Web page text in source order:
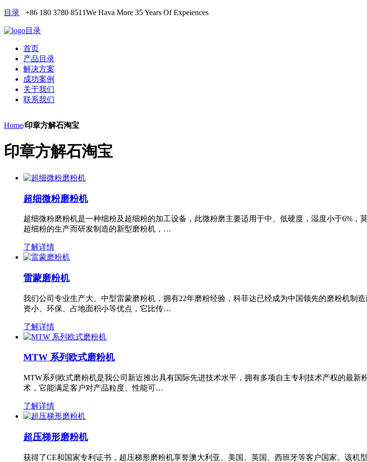
目录 +86 180 3780 8511We Hava More 35 Years Of Expeiences
目录
首页
产品目录
解决方案
成功案例
关于我们
联系我们
Home/印章方解石淘宝
印章方解石淘宝
超细微粉磨粉机
超细微粉磨粉机是一种细粉及超细粉的加工设备，此微粉磨主要适用于中、低硬度，湿度小于6%
超细粉的生产而研发制造的新型磨粉机，…
了解详情
雷蒙磨粉机
我们公司专业生产大、中型雷蒙磨粉机，拥有22年磨粉经验，科菲达已经成为中国领先的磨粉机制
资小、环保、占地面积小等优点，它比传…
了解详情
MTW 系列欧式磨粉机
MTW系列欧式磨粉机是我公司新近推出具有国际先进技术水平，拥有多项自主专利技术产权的最
术，它能满足客户对产品粒度、性能可…
了解详情
超压梯形磨粉机
获得了CE和国家专利证书，超压梯形磨粉机享誉澳大利亚、美国、英国、西班牙等客户国家。该